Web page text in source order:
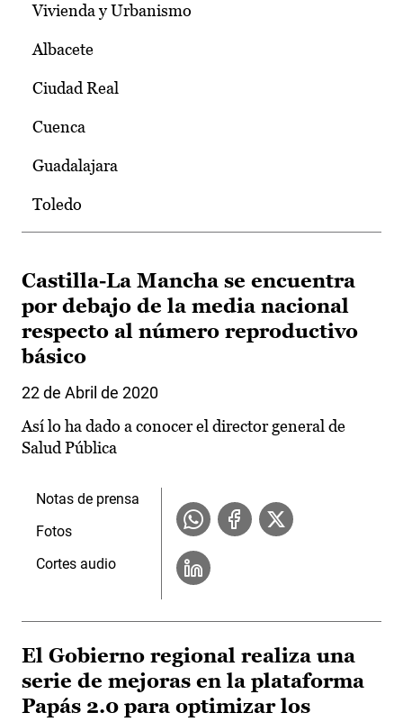
Vivienda y Urbanismo
Albacete
Ciudad Real
Cuenca
Guadalajara
Toledo
Castilla-La Mancha se encuentra
por debajo de la media nacional
respecto al número reproductivo
básico
22 de Abril de 2020
Así lo ha dado a conocer el director general de
Salud Pública
Notas de prensa
Fotos
Cortes audio
El Gobierno regional realiza una
serie de mejoras en la plataforma
Papás 2.0 para optimizar los